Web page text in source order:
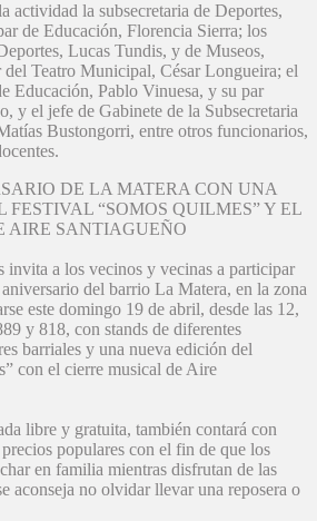
actividad la subsecretaria de Deportes,
de Educación, Florencia Sierra; los
Lucas Tundis, y de Museos,
del Teatro Municipal, César Longueira; el
Educación, Pablo Vinuesa, y su par
y el jefe de Gabinete de la Subsecretaria
Bustongorri, entre otros funcionarios,
DE LA MATERA CON UNA
“SOMOS QUILMES” Y EL
AIRE SANTIAGUEÑO
a los vecinos y vecinas a participar
del barrio La Matera, en la zona
este domingo 19 de abril, desde las 12,
y 818, con stands de diferentes
barriales y una nueva edición del
con el cierre musical de Aire
libre y gratuita, también contará con
populares con el fin de que los
en familia mientras disfrutan de las
aconseja no olvidar llevar una reposera o